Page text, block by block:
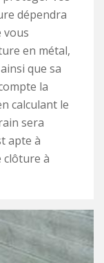
dépendra
vous
en métal,
que sa
la
calculant le
sera
apte à
clôture à